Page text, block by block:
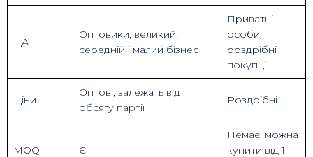
ЦА
Оптовики, великий,
середній і малий бізнес
Приватні
особи,
роздрібні
покупці
Ціни
Оптові, залежать від
обсягу партії
Роздрібні
MOQ Є
Немає, можна
купити від 1